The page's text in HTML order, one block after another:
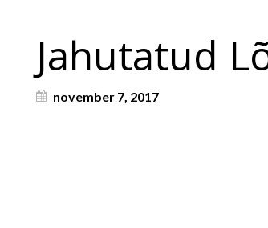
Jahutatud
november 7, 2017